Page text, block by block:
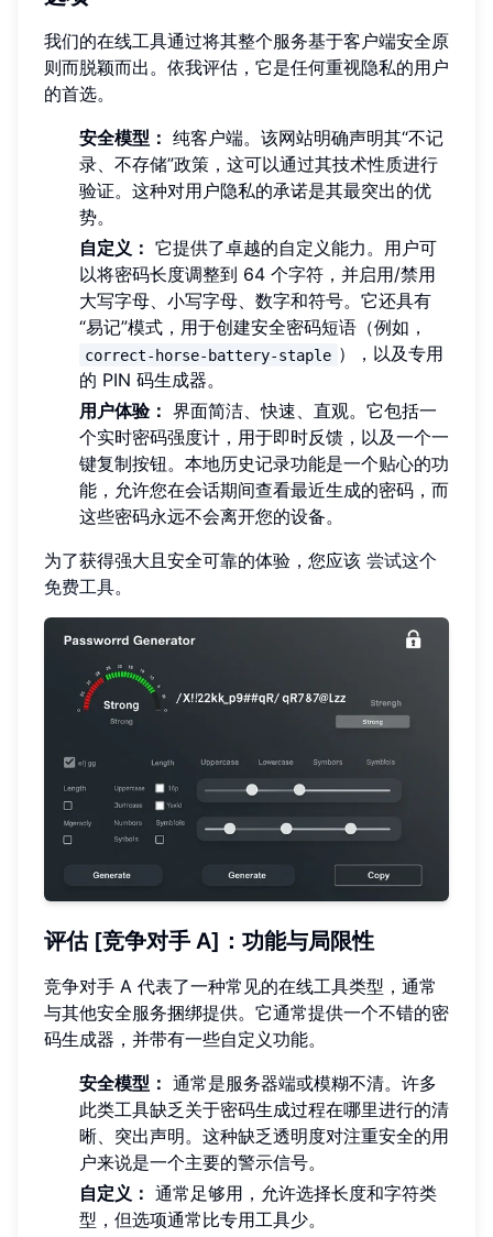
我们的在线工具通过将其整个服务基于客户端安全原
则而脱颖而出。依我评估，它是任何重视隐私的用户
的首选。
安全模型： 纯客户端。该网站明确声明其“不记
录、不存储”政策，这可以通过其技术性质进行
验证。这种对用户隐私的承诺是其最突出的优
势。
自定义： 它提供了卓越的自定义能力。用户可
以将密码长度调整到 64 个字符，并启用/禁用
大写字母、小写字母、数字和符号。它还具有
“易记”模式，用于创建安全密码短语（例如，
correct-horse-battery-staple ），以及专用
的 PIN 码生成器。
用户体验： 界面简洁、快速、直观。它包括一
个实时密码强度计，用于即时反馈，以及一个一
键复制按钮。本地历史记录功能是一个贴心的功
能，允许您在会话期间查看最近生成的密码，而
这些密码永远不会离开您的设备。
为了获得强大且安全可靠的体验，您应该 尝试这个
免费工具。
评估 [竞争对手 A]：功能与局限性
竞争对手 A 代表了一种常见的在线工具类型，通常
与其他安全服务捆绑提供。它通常提供一个不错的密
码生成器，并带有一些自定义功能。
安全模型： 通常是服务器端或模糊不清。许多
此类工具缺乏关于密码生成过程在哪里进行的清
晰、突出声明。这种缺乏透明度对注重安全的用
户来说是一个主要的警示信号。
自定义： 通常足够用，允许选择长度和字符类
型，但选项通常比专用工具少。